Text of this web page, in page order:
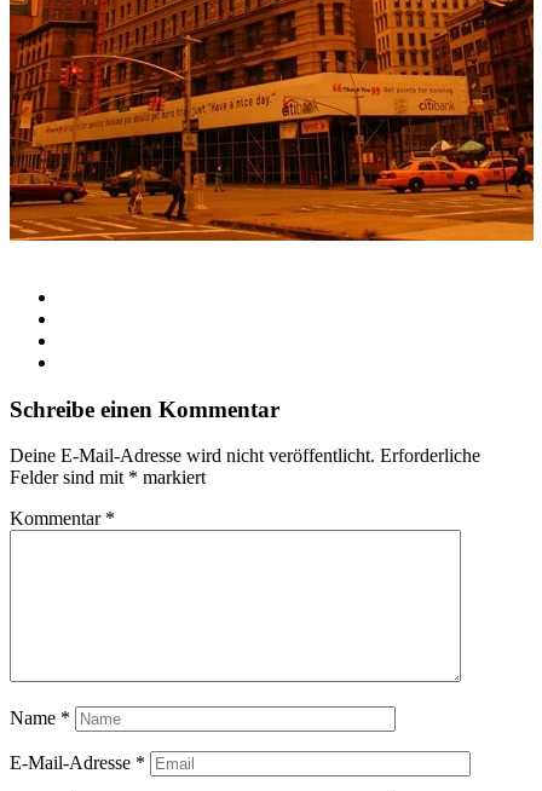
Schreibe einen Kommentar
Deine E-Mail-Adresse wird nicht veröffentlicht. Erforderliche
Felder sind mit * markiert
Kommentar *
Name *
E-Mail-Adresse *